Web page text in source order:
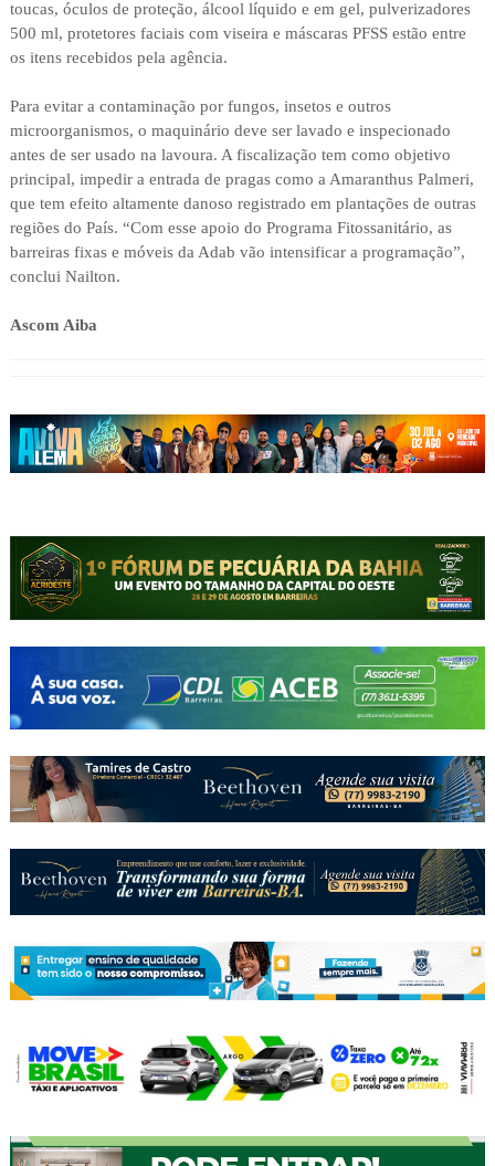
toucas, óculos de proteção, álcool líquido e em gel, pulverizadores
500 ml, protetores faciais com viseira e máscaras PFSS estão entre
os itens recebidos pela agência.
Para evitar a contaminação por fungos, insetos e outros
microorganismos, o maquinário deve ser lavado e inspecionado
antes de ser usado na lavoura. A fiscalização tem como objetivo
principal, impedir a entrada de pragas como a Amaranthus Palmeri,
que tem efeito altamente danoso registrado em plantações de outras
regiões do País. “Com esse apoio do Programa Fitossanitário, as
barreiras fixas e móveis da Adab vão intensificar a programação”,
conclui Nailton.
Ascom Aiba